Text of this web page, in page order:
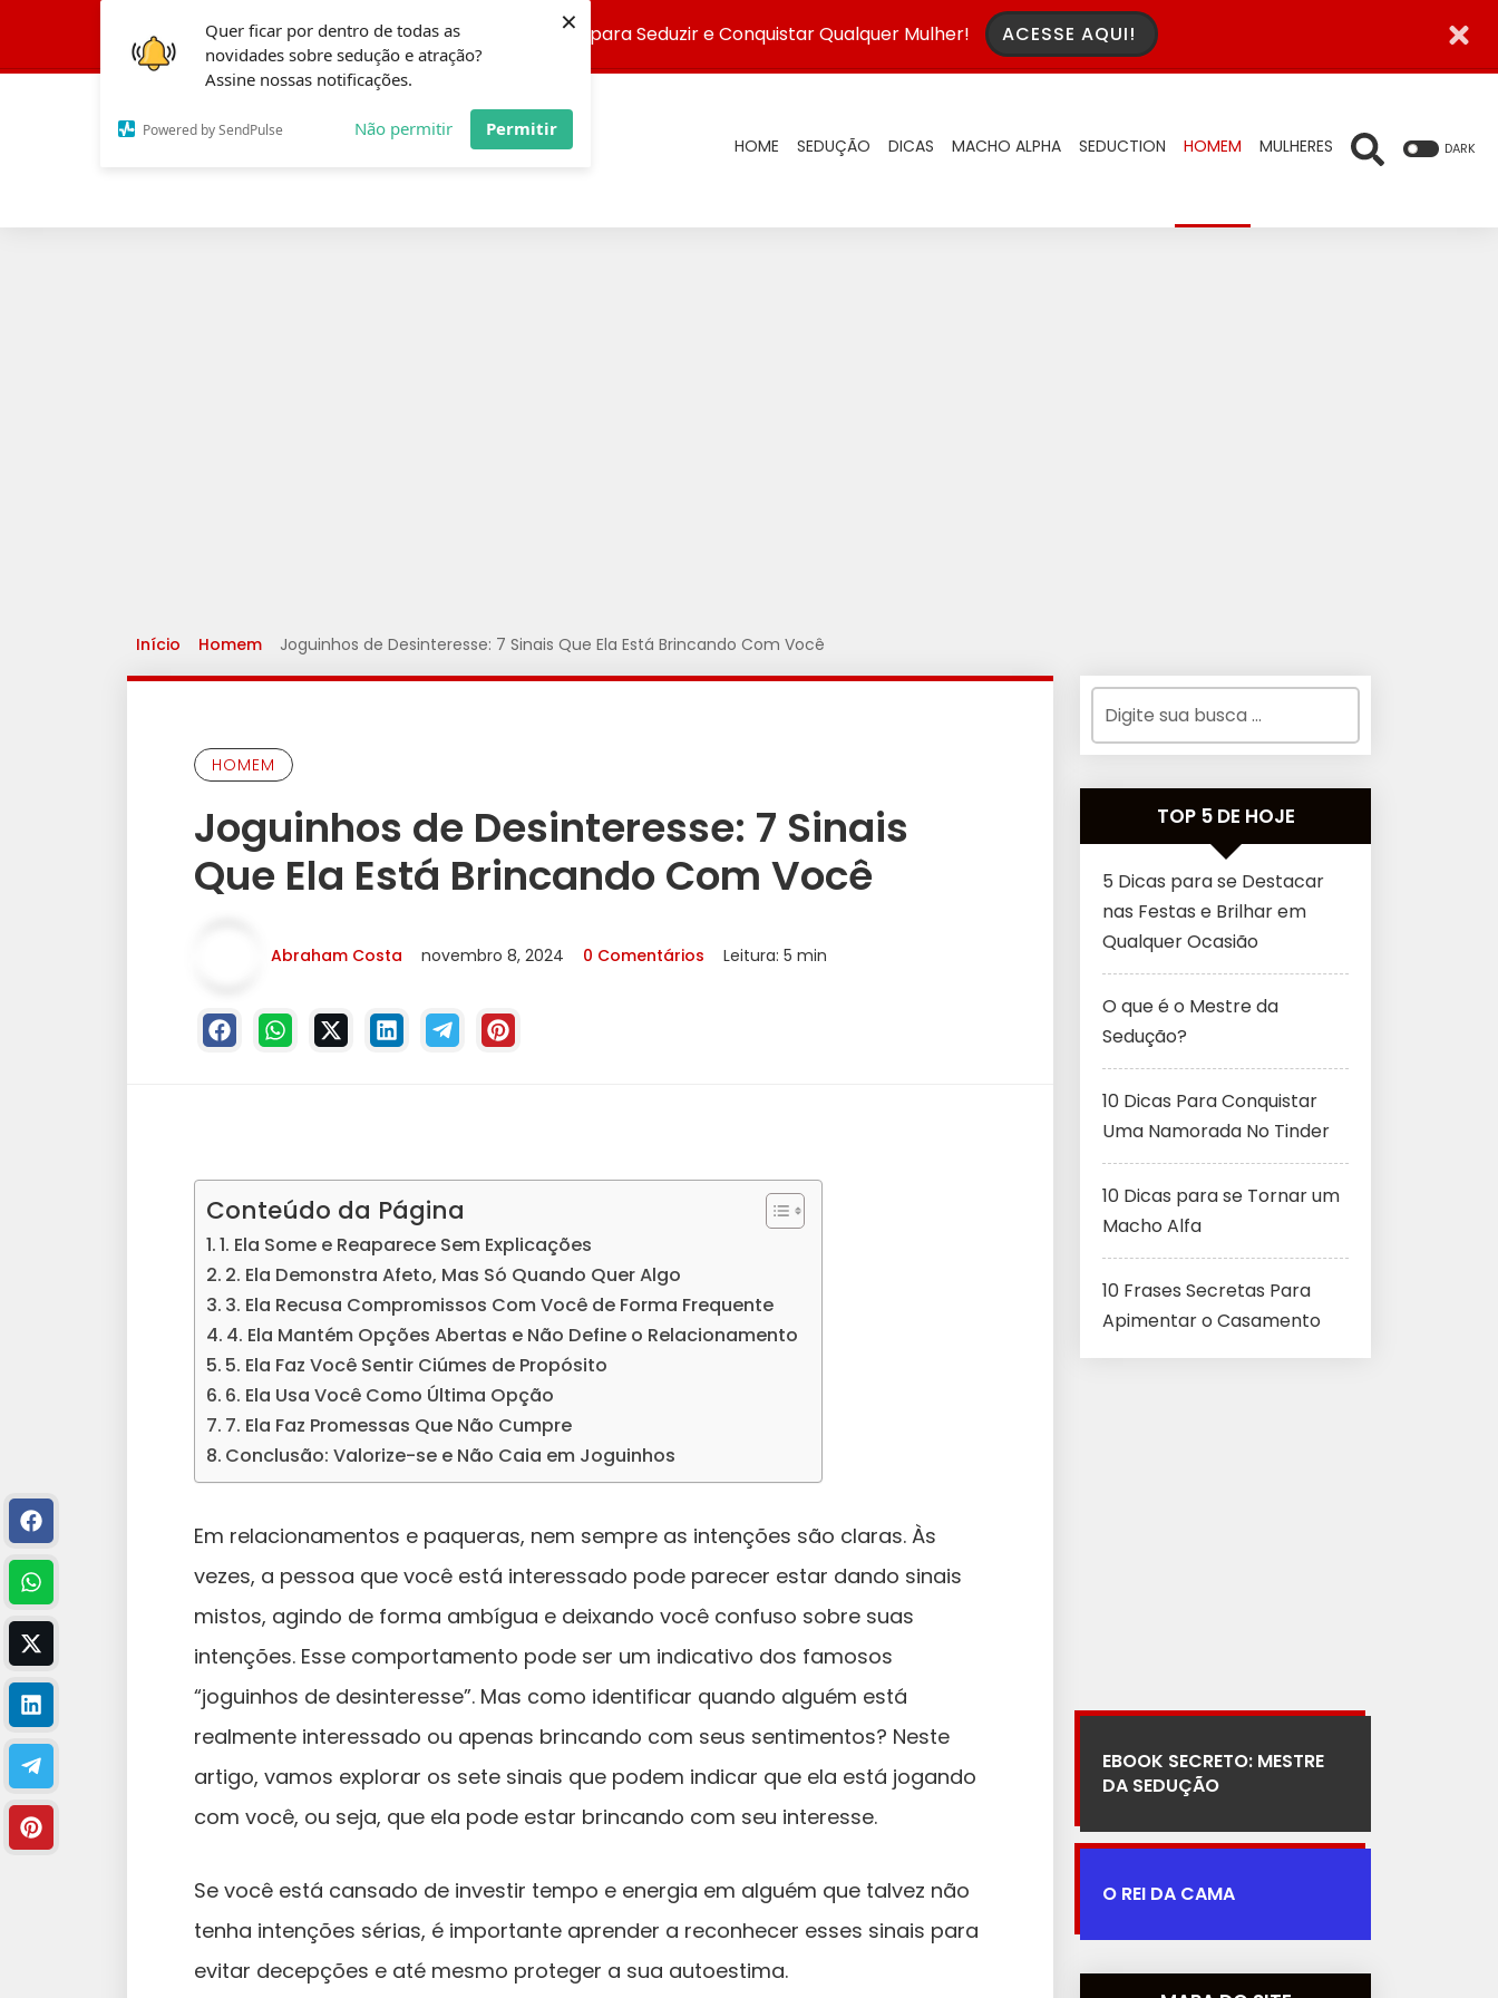
Quer ficar por dentro de todas as
novidades sobre sedução e atração?
Assine nossas notificações.
Powered by SendPulse Não permitir Permitir
×
Conheça a Fórmula Infalível para Seduzir e Conquistar Qualquer Mulher! ACESSE AQUI!
HOME SEDUÇÃO DICAS MACHO ALPHA SEDUCTION HOMEM MULHERES DARK
Início Homem Joguinhos de Desinteresse: 7 Sinais Que Ela Está Brincando Com Você
HOMEM
Joguinhos de Desinteresse: 7 Sinais
Que Ela Está Brincando Com Você
Abraham Costa novembro 8, 2024 0 Comentários Leitura: 5 min
Conteúdo da Página
1. Ela Some e Reaparece Sem Explicações
2. Ela Demonstra Afeto, Mas Só Quando Quer Algo
3. Ela Recusa Compromissos Com Você de Forma Frequente
4. Ela Mantém Opções Abertas e Não Define o Relacionamento
5. Ela Faz Você Sentir Ciúmes de Propósito
6. Ela Usa Você Como Última Opção
7. Ela Faz Promessas Que Não Cumpre
Conclusão: Valorize-se e Não Caia em Joguinhos
Em relacionamentos e paqueras, nem sempre as intenções são claras. Às
vezes, a pessoa que você está interessado pode parecer estar dando sinais
mistos, agindo de forma ambígua e deixando você confuso sobre suas
intenções. Esse comportamento pode ser um indicativo dos famosos
“joguinhos de desinteresse”. Mas como identificar quando alguém está
realmente interessado ou apenas brincando com seus sentimentos? Neste
artigo, vamos explorar os sete sinais que podem indicar que ela está jogando
com você, ou seja, que ela pode estar brincando com seu interesse.
Se você está cansado de investir tempo e energia em alguém que talvez não
tenha intenções sérias, é importante aprender a reconhecer esses sinais para
evitar decepções e até mesmo proteger a sua autoestima.
TOP 5 DE HOJE
5 Dicas para se Destacar
nas Festas e Brilhar em
Qualquer Ocasião
O que é o Mestre da
Sedução?
10 Dicas Para Conquistar
Uma Namorada No Tinder
10 Dicas para se Tornar um
Macho Alfa
10 Frases Secretas Para
Apimentar o Casamento
EBOOK SECRETO: MESTRE
DA SEDUÇÃO
O REI DA CAMA